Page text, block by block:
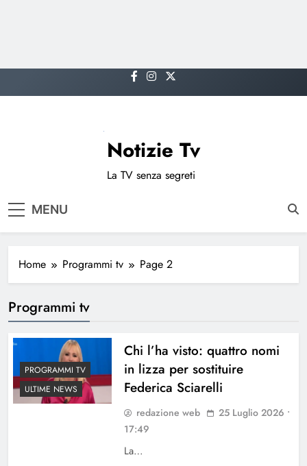
to
Notizie Tv
La TV senza segreti
MENU
Home Programmi tv Page 2
Programmi tv
PROGRAMMI TV
ULTIME NEWS
Chi l’ha visto: quattro nomi
in lizza per sostituire
Federica Sciarelli
redazione web
25 Luglio 2026 •
17:49
La…